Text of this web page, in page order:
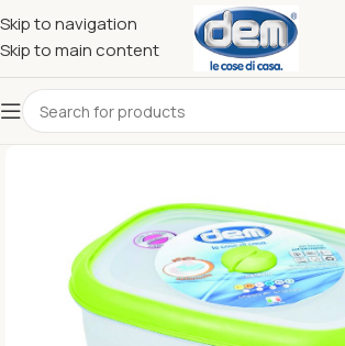
Skip to navigation
Skip to main content